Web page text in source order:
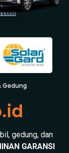
Gedung
gedung, dan
GARANSI